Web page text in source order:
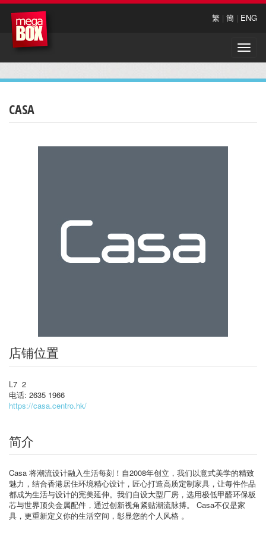
繁 | 簡 | ENG
Toggle
CASA
店铺位置
L7 2
电话: 2635 1966
https://casa.centro.hk/
简介
Casa 将潮流设计融入生活每刻！自2008年创立，我们以意式美学的精致
魅力，结合香港居住环境精心设计，匠心打造高质定制家具，让每件作品
都成为生活与设计的完美延伸。我们自设大型厂房，选用极低甲醛环保板
芯与世界顶尖金属配件，通过创新视角紧贴潮流脉搏。 Casa不仅是家
具，更重新定义你的生活空间，彰显您的个人风格 。